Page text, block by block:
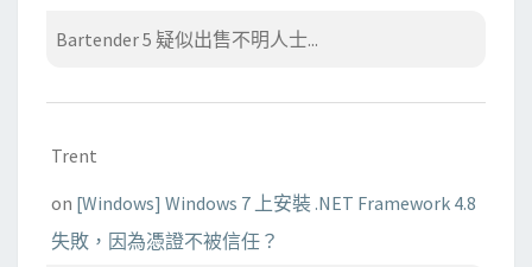
Bartender 5 疑似出售不明人士...
Trent
on [Windows] Windows 7 上安裝 .NET Framework 4.8
失敗，因為憑證不被信任？